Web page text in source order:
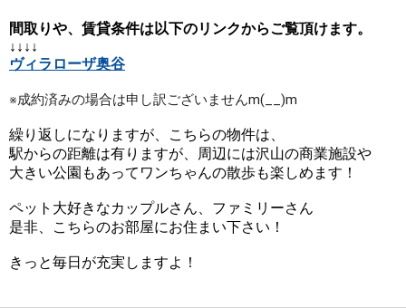
間取りや、賃貸条件は以下のリンクからご覧頂けます。
↓↓↓↓
ヴィラローザ奥谷
繰り返しになりますが、こちらの物件は、
駅からの距離は有りますが、周辺には沢山の商業施設や
大きい公園もあって ワンちゃんの散歩も楽しめます！
ペット大好きなカップルさん、ファミリーさん
是非、こちらのお部屋にお住まい下さい！
きっと毎日が充実しますよ！